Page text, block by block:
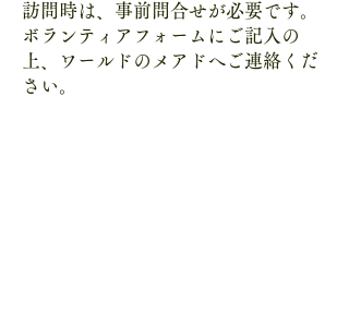
訪問時は、事前問合せが必要です。
ボランティアフォームにご記入の
上、ワールドのメアドへご連絡くだ
さい。